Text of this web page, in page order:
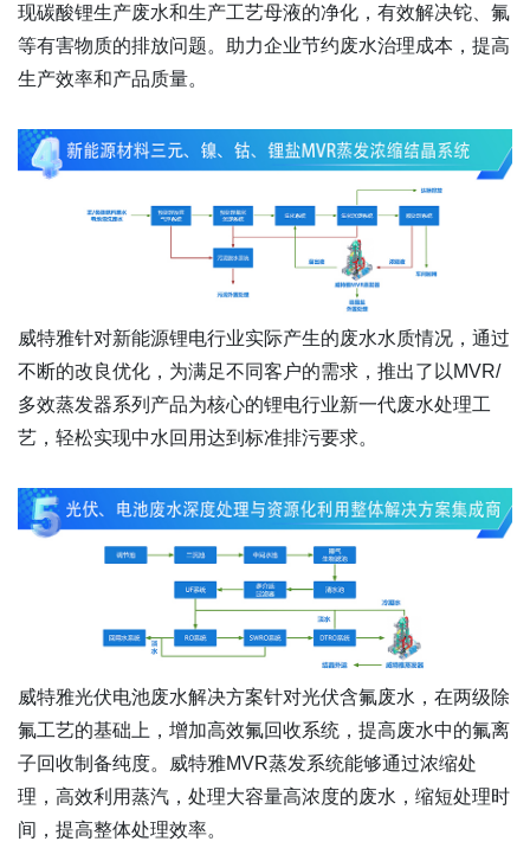
现碳酸锂生产废水和生产工艺母液的净化，有效解决铊、氟
等有害物质的排放问题。助力企业节约废水治理成本，提高
生产效率和产品质量。
威特雅针对新能源锂电行业实际产生的废水水质情况，通过
不断的改良优化，为满足不同客户的需求，推出了以MVR/
多效蒸发器系列产品为核心的锂电行业新一代废水处理工
艺，轻松实现中水回用达到标准排污要求。
威特雅光伏电池废水解决方案针对光伏含氟废水，在两级除
氟工艺的基础上，增加高效氟回收系统，提高废水中的氟离
子回收制备纯度。威特雅MVR蒸发系统能够通过浓缩处
理，高效利用蒸汽，处理大容量高浓度的废水，缩短处理时
间，提高整体处理效率。